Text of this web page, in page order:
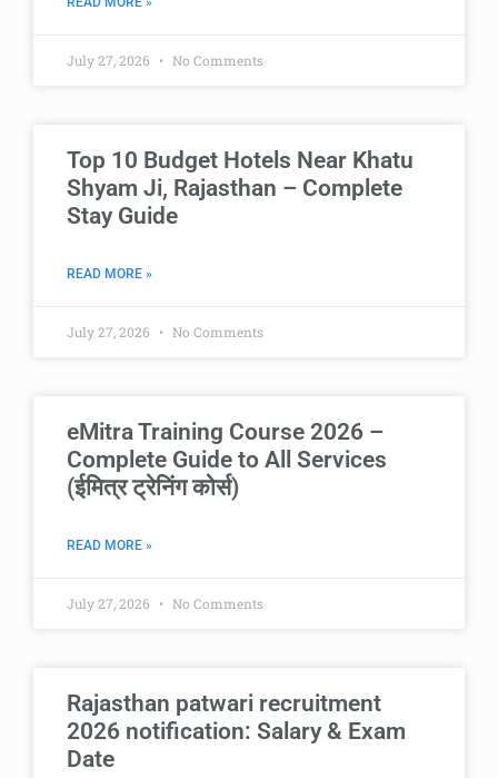
July 27, 2026 No Comments
Top 10 Budget Hotels Near Khatu
Shyam Ji, Rajasthan – Complete
Stay Guide
READ MORE »
July 27, 2026 No Comments
eMitra Training Course 2026 –
Complete Guide to All Services
(ईमित्र ट्रेनिंग कोर्स)
READ MORE »
July 27, 2026 No Comments
Rajasthan patwari recruitment
2026 notification: Salary & Exam
Date